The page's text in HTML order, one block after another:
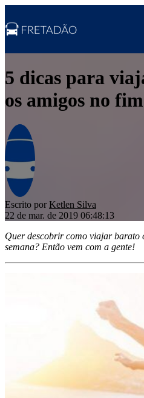
5 dicas para
os amigos no
Escrito por Ketlen Silva
22 de mar. de 2019 06:48:13
Quer descobrir como viajar barato
semana? Então vem com a gente!